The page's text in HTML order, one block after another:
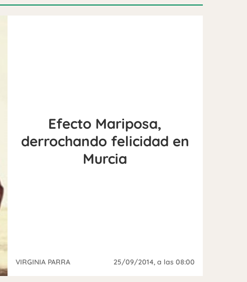
Efecto Mariposa,
derrochando felicidad en
Murcia
VIRGINIA PARRA 25/09/2014, a las 08:00